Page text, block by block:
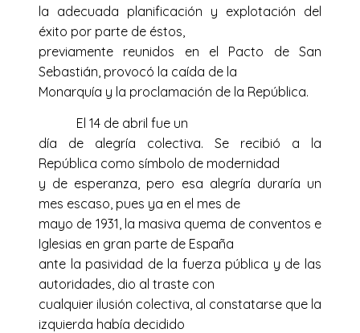
la adecuada planificación y explotación del
éxito por parte de éstos,
previamente reunidos en el Pacto de San
Sebastián, provocó la caída de la
Monarquía y la proclamación de la República.
El 14 de abril fue un
día de alegría colectiva. Se recibió a la
República como símbolo de modernidad
y de esperanza, pero esa alegría duraría un
mes escaso, pues ya en el mes de
mayo de 1931, la masiva quema de conventos e
Iglesias en gran parte de España
ante la pasividad de la fuerza pública y de las
autoridades, dio al traste con
cualquier ilusión colectiva, al constatarse que la
izquierda había decidido